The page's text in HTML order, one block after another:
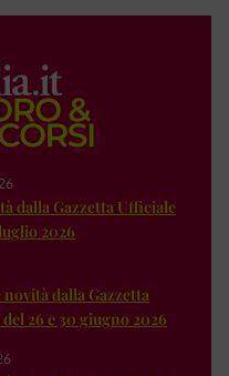
dalla Gazzetta Ufficiale
2026
dalla Gazzetta
26 e 30 giugno 2026